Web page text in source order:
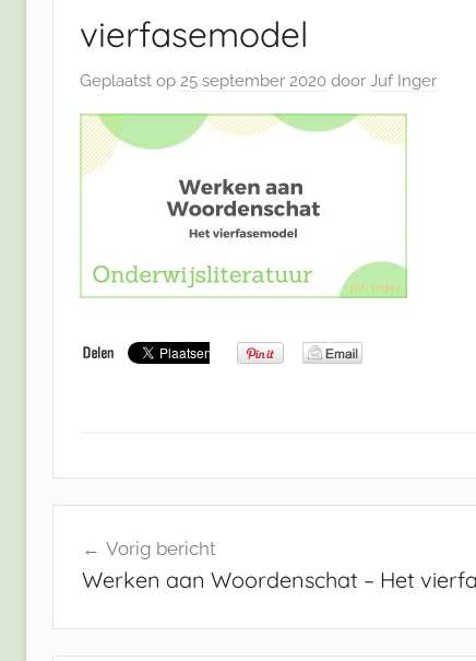
vierfasemodel
Geplaatst op 25 september 2020 door Juf Inger
navigatie
Vorig bericht
Werken aan Woordenschat – Het